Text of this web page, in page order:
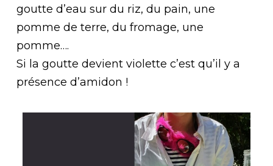
goutte d’eau sur du riz, du pain, une
pomme de terre, du fromage, une
pomme….
Si la goutte devient violette c’est qu’il y a
présence d’amidon !